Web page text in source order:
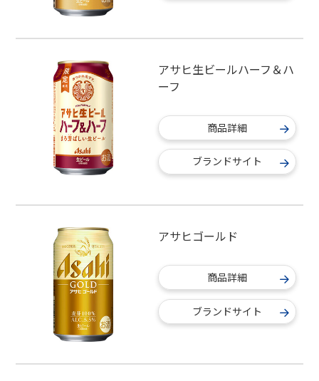
アサヒ生ビールハーフ＆ハ
ーフ
商品詳細
ブランドサイト
アサヒゴールド
商品詳細
ブランドサイト